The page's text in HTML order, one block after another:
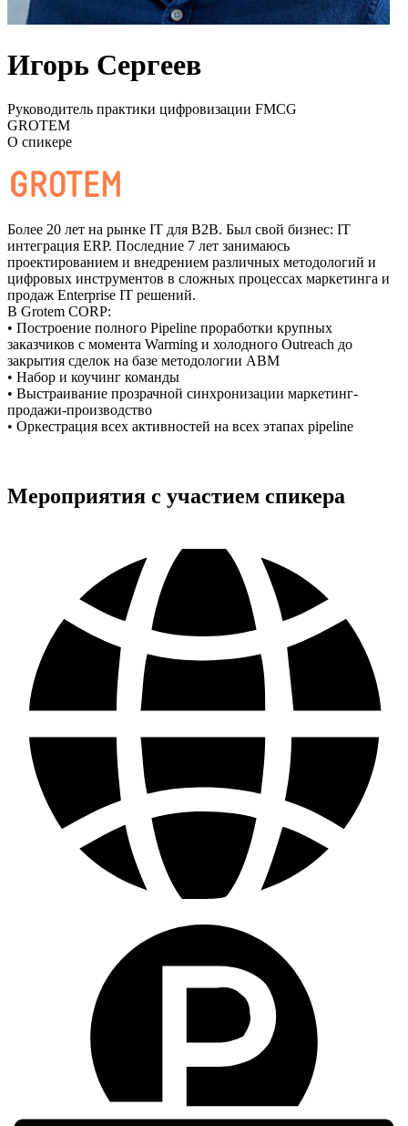
Игорь Сергеев
Руководитель практики цифровизации FMCG
GROTEM
О спикере
Более 20 лет на рынке IT для B2B. Был свой бизнес: IT
интеграция ERP. Последние 7 лет занимаюсь
проектированием и внедрением различных методологий и
цифровых инструментов в сложных процессах маркетинга и
продаж Enterprise IT решений.
В Grotem CORP:
• Построение полного Pipeline проработки крупных
заказчиков с момента Warming и холодного Outreach до
закрытия сделок на базе методологии ABM
• Набор и коучинг команды
• Выстраивание прозрачной синхронизации маркетинг-
продажи-производство
• Оркестрация всех активностей на всех этапах pipeline
Мероприятия с участием спикера